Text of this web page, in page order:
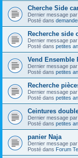
Cherche Side
Dernier message par
Posté dans
Recherche side
Dernier message par
Posté dans petites
Vend Ensemble
Dernier message par
Posté dans petites
Recherche
Dernier message par
Posté dans petites
Ceintures
Dernier message par
Posté dans petites
panier Naja
Dernier message par
Posté dans Forum